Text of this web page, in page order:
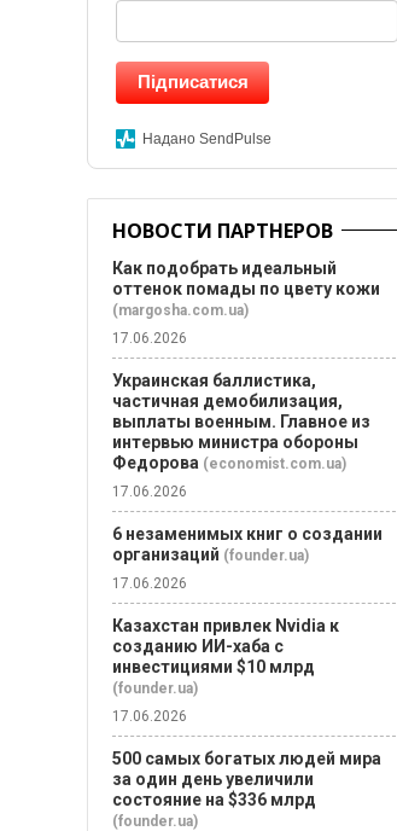
Підписатися
Надано SendPulse
НОВОСТИ ПАРТНЕРОВ
Как подобрать идеальный
оттенок помады по цвету кожи
(margosha.com.ua)
17.06.2026
Украинская баллистика,
частичная демобилизация,
выплаты военным. Главное из
интервью министра обороны
Федорова (economist.com.ua)
17.06.2026
6 незаменимых книг о создании
организаций (founder.ua)
17.06.2026
Казахстан привлек Nvidia к
созданию ИИ-хаба с
инвестициями $10 млрд
(founder.ua)
17.06.2026
500 самых богатых людей мира
за один день увеличили
состояние на $336 млрд
(founder.ua)